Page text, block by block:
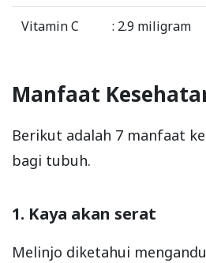
Vitamin C : 2.9 miligram
Manfaat
Berikut adalah 7 manfaat
bagi tubuh.
1. Kaya akan serat
Melinjo diketahui